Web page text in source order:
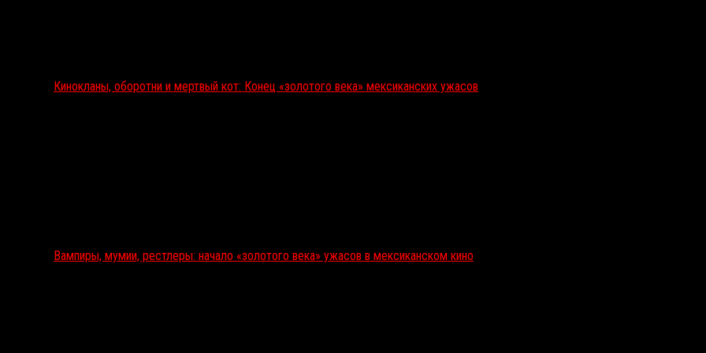
Кинокланы, оборотни и мертвый кот: Конец «золотого века» мексиканских ужасов
Вампиры, мумии, рестлеры: начало «золотого века» ужасов в мексиканском кино